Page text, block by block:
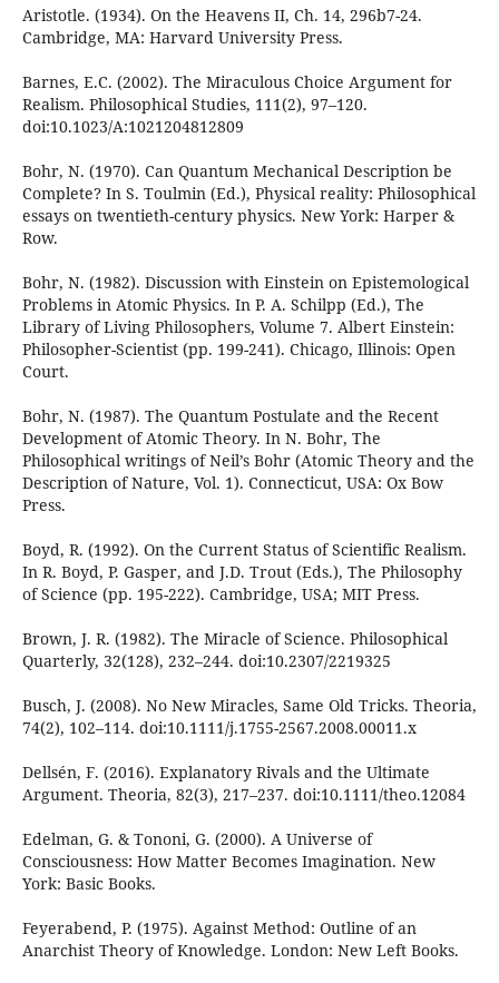
Aristotle. (1934). On the Heavens II, Ch. 14, 296b7-24.
Cambridge, MA: Harvard University Press.
Barnes, E.C. (2002). The Miraculous Choice Argument for
Realism. Philosophical Studies, 111(2), 97–120.
doi:10.1023/A:1021204812809
Bohr, N. (1970). Can Quantum Mechanical Description be
Complete? In S. Toulmin (Ed.), Physical reality: Philosophical
essays on twentieth-century physics. New York: Harper &
Row.
Bohr, N. (1982). Discussion with Einstein on Epistemological
Problems in Atomic Physics. In P. A. Schilpp (Ed.), The
Library of Living Philosophers, Volume 7. Albert Einstein:
Philosopher-Scientist (pp. 199-241). Chicago, Illinois: Open
Court.
Bohr, N. (1987). The Quantum Postulate and the Recent
Development of Atomic Theory. In N. Bohr, The
Philosophical writings of Neil’s Bohr (Atomic Theory and the
Description of Nature, Vol. 1). Connecticut, USA: Ox Bow
Press.
Boyd, R. (1992). On the Current Status of Scientific Realism.
In R. Boyd, P. Gasper, and J.D. Trout (Eds.), The Philosophy
of Science (pp. 195-222). Cambridge, USA; MIT Press.
Brown, J. R. (1982). The Miracle of Science. Philosophical
Quarterly, 32(128), 232–244. doi:10.2307/2219325
Busch, J. (2008). No New Miracles, Same Old Tricks. Theoria,
74(2), 102–114. doi:10.1111/j.1755-2567.2008.00011.x
Dellsén, F. (2016). Explanatory Rivals and the Ultimate
Argument. Theoria, 82(3), 217–237. doi:10.1111/theo.12084
Edelman, G. & Tononi, G. (2000). A Universe of
Consciousness: How Matter Becomes Imagination. New
York: Basic Books.
Feyerabend, P. (1975). Against Method: Outline of an
Anarchist Theory of Knowledge. London: New Left Books.